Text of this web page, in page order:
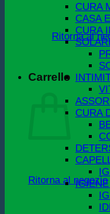
Ritorna al
Carrello
Ritorna al negozio
CURA
CASA
CURA
CURA